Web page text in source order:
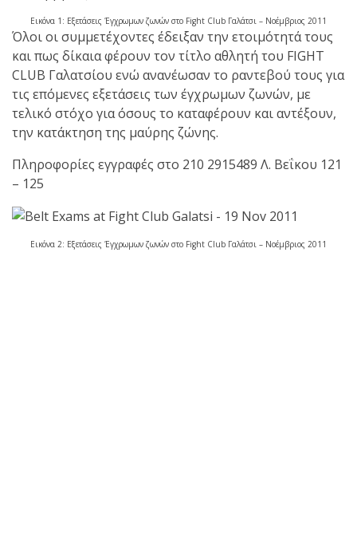
ολοκλήρωσαν με επιτυχία
τις καλοκαιρινές
εξετάσεις έγχρωμων
ζωνών!
Με μεγάλη
επιτυχία
πραγματοποιήθηκε το
Brazilian Jiu-Jitsu με τον
Εικόνα 1: Εξετάσεις Έγχρωμων ζωνών στο Fight Club Γαλάτσι – Νοέμβριος 2011
Όλοι οι συμμετέχοντες έδειξαν την ετοιμότητά τους
και πως δίκαια φέρουν τον τίτλο αθλητή του FIGHT
CLUB Γαλατσίου ενώ ανανέωσαν το ραντεβού τους για
τις επόμενες εξετάσεις των έγχρωμων ζωνών, με
τελικό στόχο για όσους το καταφέρουν και αντέξουν,
την κατάκτηση της μαύρης ζώνης.
Πληροφορίες εγγραφές στο 210 2915489 Λ. Βεΐκου 121
– 125
Εικόνα 2: Εξετάσεις Έγχρωμων ζωνών στο Fight Club Γαλάτσι – Νοέμβριος 2011